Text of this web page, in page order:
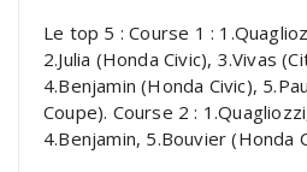
Le top 5 : Course 1 :
2.Julia (Honda Civic), 3.Vivas
4.Benjamin (Honda Civic),
Coupe). Course 2 :
4.Benjamin, 5.Bouvier (Honda